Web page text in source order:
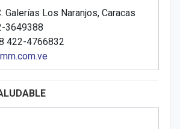
Galerías Los Naranjos, Caracas
3649388
422-4766832